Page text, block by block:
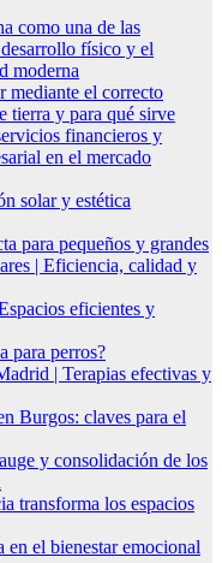
como una de las
físico y el
moderna
mediante el correcto
tierra y para qué sirve
financieros y
en el mercado
solar y estética
para pequeños y grandes
| Eficiencia, calidad y
eficientes y
para perros?
| Terapias efectivas y
Burgos: claves para el
y consolidación de los
transforma los espacios
el bienestar emocional